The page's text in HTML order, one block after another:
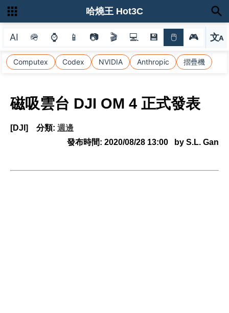
AI 🪖 ⌚ 📱 📷 🎬 💻 💾 🖱 🎮 文A
選
Computex Codex NVIDIA Anthropic 摺疊機
哈燒王 Hot3C
磁吸雲台 DJI OM 4 正式發表
[DJI] 分類: 週邊
發布時間: 2020/08/28 13:00 by S.L. Gan